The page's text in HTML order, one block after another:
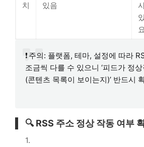
치
있음
❗ 주의: 플랫폼, 테마, 설정에 따라
조금씩 다를 수 있으니 ‘피드가 정
(콘텐츠 목록이 보이는지)’ 반드시
🔍 RSS 주소 정상 작동 여부